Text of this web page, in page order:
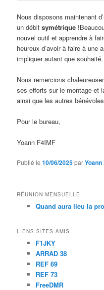
Nous disposons maintenant
un débitsymétrique
nouvel outil et apprendre à
heureux d’avoir à faire à une
impliquer autant que souhaité.
Nous remercions
ses efforts sur le montage et
ainsi que les autres
Pour le bureau,
Yoann F4IMF
Publié le10/06/2025parYoann
RÉUNION MENSUELLE
Quand aura lieu la
LIENS SITES AMIS
F1JKY
ARRAD 38
REF 69
REF 73
FreeDMR